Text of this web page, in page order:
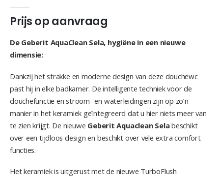
Prijs op aanvraag
De Geberit AquaClean Sela, hygiëne in een nieuwe
dimensie:
Dankzij het strakke en moderne design van deze douchewc
past hij in elke badkamer. De intelligente techniek voor de
douchefunctie en stroom- en waterleidingen zijn op zo’n
manier in het keramiek geïntegreerd dat u hier niets meer van
te zien krijgt. De nieuwe Geberit Aquaclean Selabeschikt
over een tijdloos design en beschikt over vele extra comfort
functies.
Het keramiek is uitgerust met de nieuwe TurboFlush